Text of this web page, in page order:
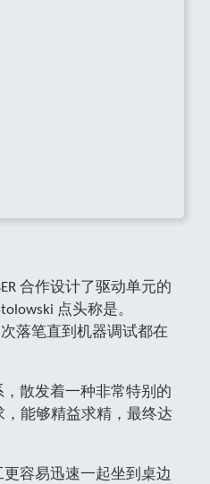
合作设计了驱动单元的
点头称是。
次落笔直到机器调试都在
散发着一种非常特别的
，能够精益求精，最终达
容易迅速一起坐到桌边